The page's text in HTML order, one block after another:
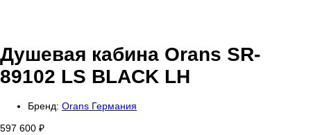
Душевая кабина Orans SR-
89102 LS BLACK LH
Бренд: Orans Германия
597 600 ₽